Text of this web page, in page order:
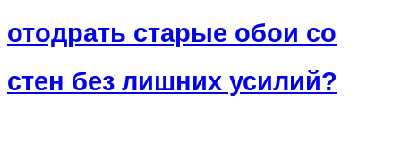
отодрать старые обои со
стен без лишних усилий?